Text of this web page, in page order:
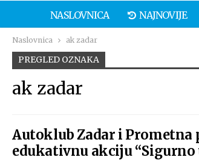
NASLOVNICA NAJNOVIJE
Naslovnica ak zadar
PREGLED OZNAKA
ak zadar
Autoklub Zadar i
edukativnu akciju “Sigurno